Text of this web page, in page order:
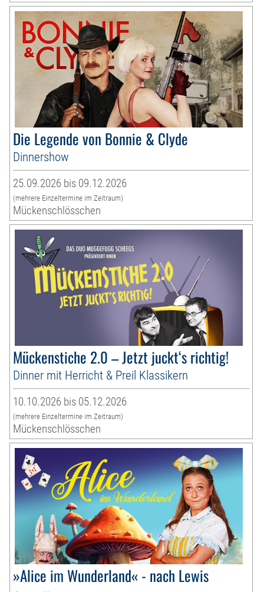
Die Legende von Bonnie & Clyde
Dinnershow
25.09.2026 bis 09.12.2026
(mehrere Einzeltermine im Zeitraum)
Mückenschlösschen
Mückenstiche 2.0 – Jetzt juckt‘s richtig!
Dinner mit Herricht & Preil Klassikern
10.10.2026 bis 05.12.2026
(mehrere Einzeltermine im Zeitraum)
Mückenschlösschen
»Alice im Wunderland« - nach Lewis